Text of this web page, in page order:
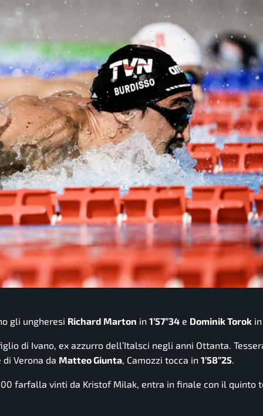
gli ungheresi Richard Marton in 1’57”34 e Dominik Torok
di Ivano, ex azzurro dell’Italsci negli anni Ottanta.
Verona da Matteo Giunta , Camozzi tocca in 1’58”25
farfalla vinti da Kristof Milak, entra in finale con il quinto